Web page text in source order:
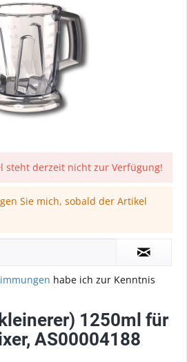
steht derzeit nicht zur Verfügung!
Sie mich, sobald der Artikel
habe ich zur Kenntnis
1250ml für
AS00004188